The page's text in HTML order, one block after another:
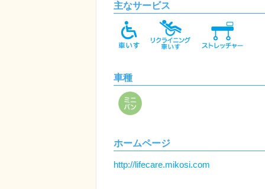
主なサービス
車種
ホームページ
http://lifecare.mikosi.com